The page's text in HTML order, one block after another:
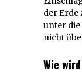
der Erde
unter die
nicht
Wie